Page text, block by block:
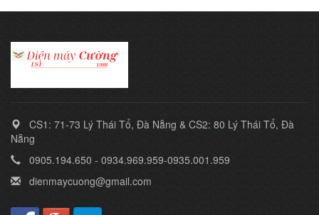
CS1: 71-73 Lý Thái Tổ, Đà Nẵng & CS2: 80 Lý Thái Tổ, Đà
Nẵng
0905.194.650 - 0934.969.959-0935.001.959
dienmaycuong@gmail.com